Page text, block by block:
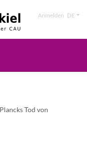
Anmelden DE
Tod von